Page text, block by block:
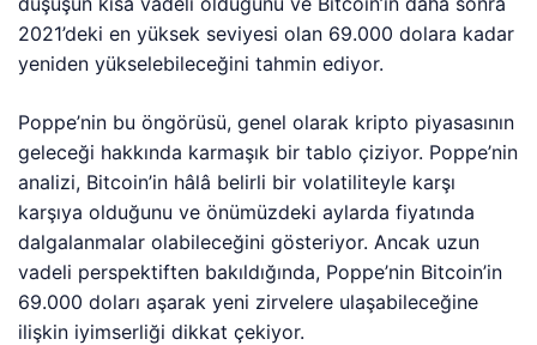
2021’deki en yüksek seviyesi olan 69.000 dolara kadar
yeniden yükselebileceğini tahmin ediyor.
Poppe’nin bu öngörüsü, genel olarak kripto piyasasının
geleceği hakkında karmaşık bir tablo çiziyor. Poppe’nin
analizi, Bitcoin’in hâlâ belirli bir volatiliteyle karşı
karşıya olduğunu ve önümüzdeki aylarda fiyatında
dalgalanmalar olabileceğini gösteriyor. Ancak uzun
vadeli perspektiften bakıldığında, Poppe’nin Bitcoin’in
69.000 doları aşarak yeni zirvelere ulaşabileceğine
ilişkin iyimserliği dikkat çekiyor.